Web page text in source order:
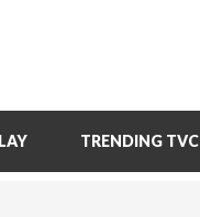
TRENDING TVC